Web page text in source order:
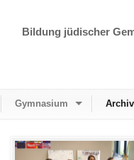
Bildung jüdischer
Gymnasium Archiv